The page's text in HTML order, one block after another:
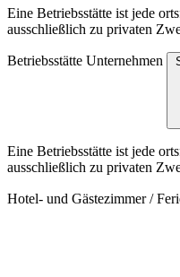
Eine Betriebsstätte ist jede
ausschließlich zu privaten
Betriebsstätte Unternehmen
Eine Betriebsstätte ist jede
ausschließlich zu privaten
Hotel- und Gästezimmer /